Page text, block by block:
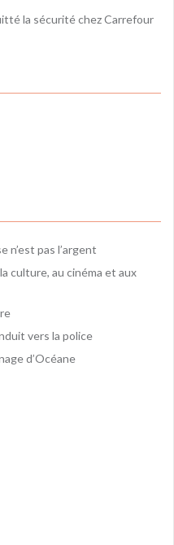
la sécurité chez Carrefour
n’est pas l’argent
culture, au cinéma et aux
vers la police
d’Océane